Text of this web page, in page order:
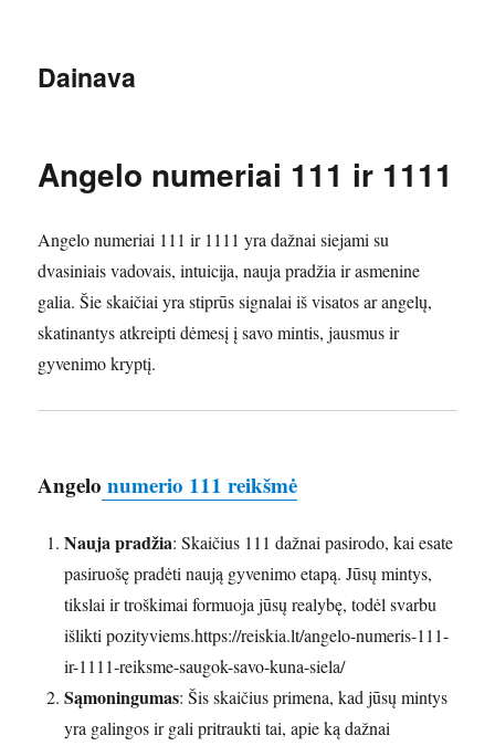
Dainava
Angelo numeriai 111 ir 1111
Angelo numeriai 111 ir 1111 yra dažnai siejami su
dvasiniais vadovais, intuicija, nauja pradžia ir asmenine
galia. Šie skaičiai yra stiprūs signalai iš visatos ar angelų,
skatinantys atkreipti dėmesį į savo mintis, jausmus ir
gyvenimo kryptį.
Angelo numerio 111 reikšmė
Nauja pradžia: Skaičius 111 dažnai pasirodo, kai esate
pasiruošę pradėti naują gyvenimo etapą. Jūsų mintys,
tikslai ir troškimai formuoja jūsų realybę, todėl svarbu
išlikti pozityviems.https://reiskia.lt/angelo-numeris-111-
ir-1111-reiksme-saugok-savo-kuna-siela/
Sąmoningumas: Šis skaičius primena, kad jūsų mintys
yra galingos ir gali pritraukti tai, apie ką dažnai